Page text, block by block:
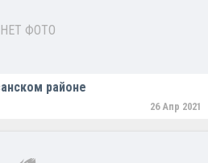
НЕТ ФОТО
районе
26 Апр 2021